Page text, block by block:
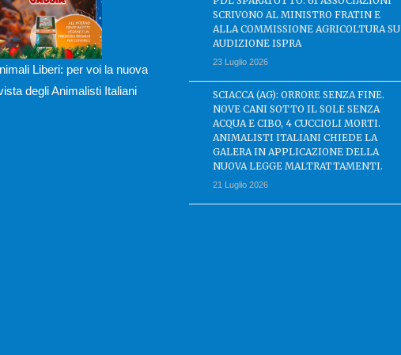
Liberi: per voi la nuova
degli Animalisti Italiani
SCRIVONO AL MINISTRO FRATIN E
ALLA COMMISSIONE AGRICOLTURA SU
AUDIZIONE ISPRA
23 Luglio 2026
SCIACCA (AG): ORRORE SENZA FINE.
NOVE CANI SOTTO IL SOLE SENZA
ACQUA E CIBO, 4 CUCCIOLI MORTI.
ANIMALISTI ITALIANI CHIEDE LA
GALERA IN APPLICAZIONE DELLA
NUOVA LEGGE MALTRATTAMENTI.
21 Luglio 2026